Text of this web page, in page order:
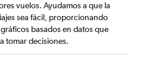
vuelos. Ayudamos a que la
sea fácil, proporcionando
basados en datos que
tomar decisiones.